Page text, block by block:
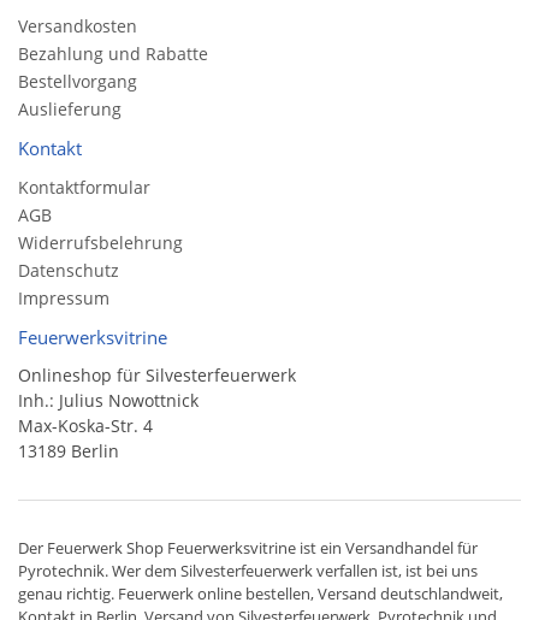
Versandkosten
Bezahlung und Rabatte
Bestellvorgang
Auslieferung
Kontakt
Kontaktformular
AGB
Widerrufsbelehrung
Datenschutz
Impressum
Feuerwerksvitrine
Onlineshop für Silvesterfeuerwerk
Inh.: Julius Nowottnick
Max-Koska-Str. 4
13189 Berlin
Der Feuerwerk Shop Feuerwerksvitrine ist ein Versandhandelfür
Pyrotechnik. Wer dem Silvesterfeuerwerk verfallen ist, ist bei uns
genau richtig. Feuerwerk online bestellen,Versand deutschlandweit,